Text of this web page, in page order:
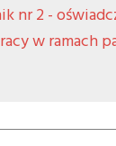
nr 2 -
w ramach